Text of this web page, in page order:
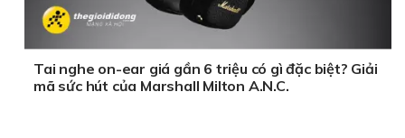
Tai nghe on-ear giá gần 6 triệu có gì đặc biệt? Giải
mã sức hút của Marshall Milton A.N.C.